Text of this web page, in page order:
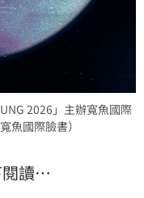
2026」主辦寬魚國際
魚國際臉書）
閱讀…